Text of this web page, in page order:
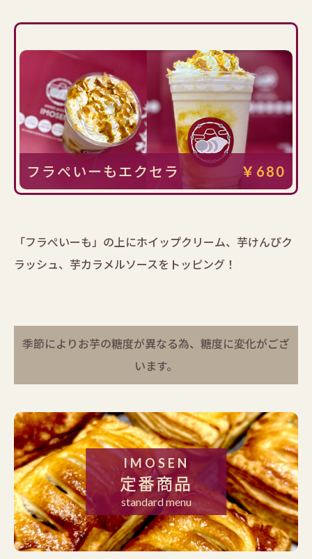
フラぺいーもエクセラ ￥680
「フラぺいーも」の上にホイップクリーム、芋けんぴク
ラッシュ、芋カラメルソースをトッピング！
季節によりお芋の糖度が異なる為、糖度に変化がござ
います。
IMOSEN
定番商品
standard menu